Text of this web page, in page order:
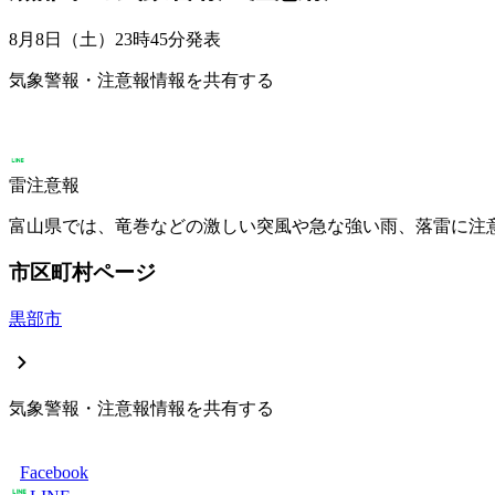
8月8日（土）23時45分発表
気象警報・注意報情報を共有する
雷注意報
富山県では、竜巻などの激しい突風や急な強い雨、落雷に注
市区町村ページ
黒部市
気象警報・注意報情報を共有する
Facebook